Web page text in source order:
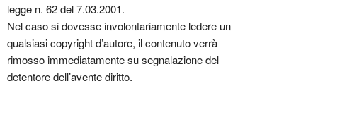
legge n. 62 del 7.03.2001.
Nel caso si dovesse involontariamente ledere un
qualsiasi copyright d’autore, il contenuto verrà
rimosso immediatamente su segnalazione del
detentore dell’avente diritto.